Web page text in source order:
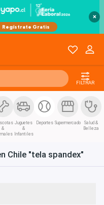
×
FILTRAR
&
Juguetes
&
Infantiles
Deportes Supermercado
Salud &
Belleza
Chile "tela spandex"